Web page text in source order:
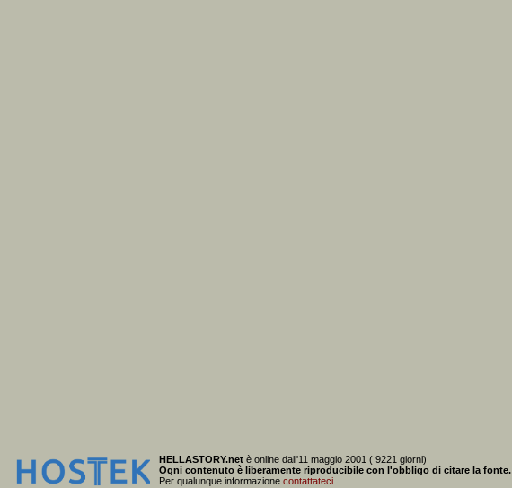
HELLASTORY.netè online dall'11 maggio 2001 ( 9221 giorni)
Ogni contenuto è liberamente riproducibile con l'obbligo di citare la fonte.
Per qualunque informazione contattateci.